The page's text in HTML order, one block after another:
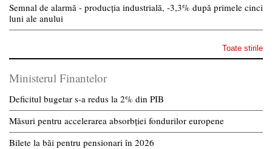
Semnal de alarmă - producția industrială, -3,3% după primele cinci
luni ale anului
Toate stirile
Ministerul Finantelor
Deficitul bugetar s-a redus la 2% din PIB
Măsuri pentru accelerarea absorbției fondurilor europene
Bilete la băi pentru pensionari în 2026